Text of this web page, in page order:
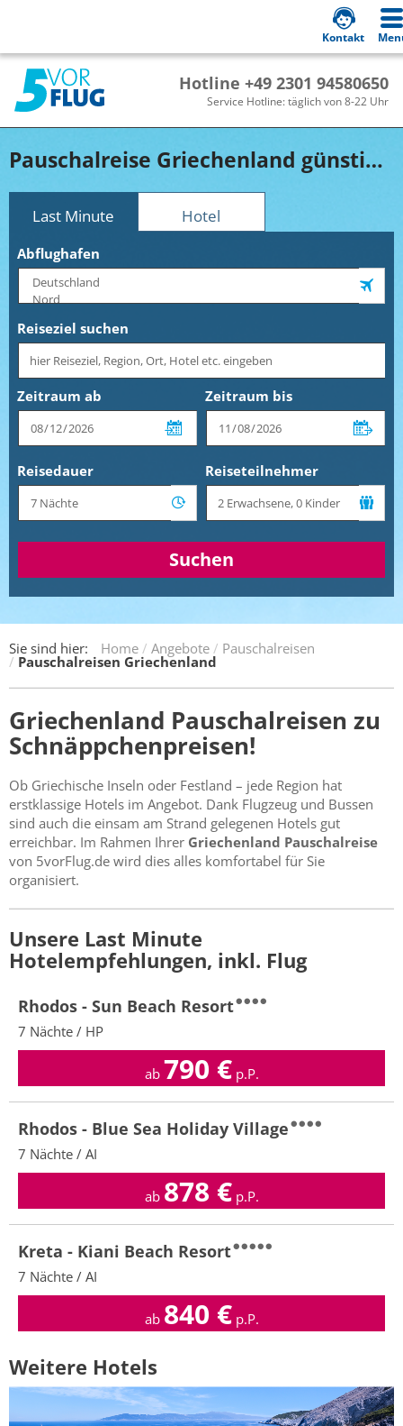
Hotline +49 2301 94580650
Service Hotline: täglich von 8-22 Uhr
Kontakt
Pauschalreise Griechenland günstig buchen!
Last Minute Hotel
Abflughafen
Reiseziel suchen
Zeitraum ab Zeitraum bis
Reisedauer Reiseteilnehmer
Suchen
Sie sind hier: Home Angebote Pauschalreisen
Pauschalreisen Griechenland
Griechenland Pauschalreisen zu
Schnäppchenpreisen!
Ob Griechische Inseln oder Festland – jede Region hat
erstklassige Hotels im Angebot. Dank Flugzeug und Bussen
sind auch die einsam am Strand gelegenen Hotels gut
erreichbar. Im Rahmen Ihrer Griechenland Pauschalreise
von 5vorFlug.de wird dies alles komfortabel für Sie
organisiert.
Unsere Last Minute
Hotelempfehlungen, inkl. Flug
Rhodos - Sun Beach Resort
7 Nächte / HP
ab 790 € p.P.
Rhodos - Blue Sea Holiday Village
7 Nächte / AI
ab 878 € p.P.
Kreta - Kiani Beach Resort
7 Nächte / AI
ab 840 € p.P.
Weitere Hotels